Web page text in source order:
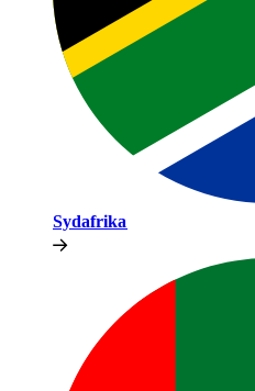
Sydafrika​​